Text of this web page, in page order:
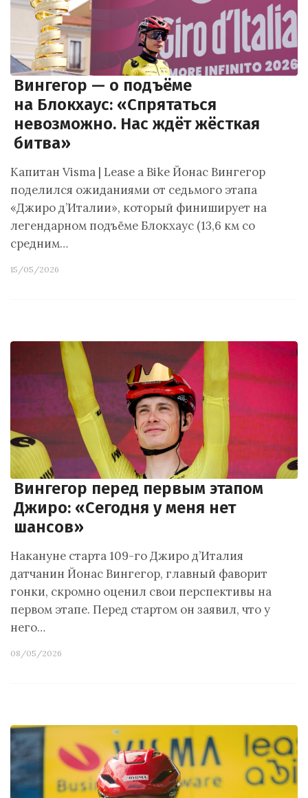
Вингегор — о подъёме
на Блокхаус: «Спрятаться
невозможно. Нас ждёт жёсткая
битва»
Капитан Visma | Lease a Bike Йонас Вингегор
поделился ожиданиями от седьмого этапа
«Джиро д’Италии», который финиширует на
легендарном подъёме Блокхаус (13,6 км со
средним…
15/05/2026
Вингегор перед первым этапом
Джиро: «Сегодня у меня нет
шансов»
Накануне старта 109-го Джиро д’Италия
датчанин Йонас Вингегор, главный фаворит
гонки, скромно оценил свои перспективы на
первом этапе. Перед стартом он заявил, что у
него…
08/05/2026